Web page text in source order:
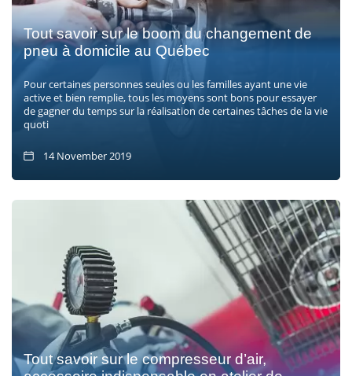
Tout savoir sur le boom du changement de
pneu à domicile au Québec
Pour certaines personnes seules ou les familles ayant une vie
active et bien remplie, tous les moyens sont bons pour essayer
de gagner du temps sur la réalisation de certaines tâches de la vie
quoti
14 November 2019
Tout savoir sur le compresseur d’air,